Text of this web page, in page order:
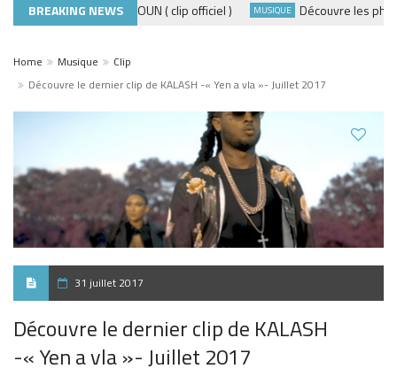
BREAKING NEWS
ADE440 – GRAMOUN ( clip officiel ) MUSIQUE Découvre les photos
Home Musique
Clip
Découvre le dernier clip de KALASH -« Yen a vla »- Juillet 2017
31 juillet 2017
Découvre le dernier clip de KALASH
-« Yen a vla »- Juillet 2017